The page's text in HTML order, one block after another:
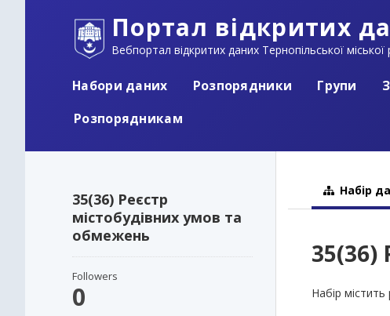
Портал відкритих
Вебпортал відкритих даних Тернопільської міської
Набори даних Розпорядники Групи
Розпорядникам
35(36) Реєстр
містобудівних умов та
обмежень
Followers
0
Набір
35(36)
Набір